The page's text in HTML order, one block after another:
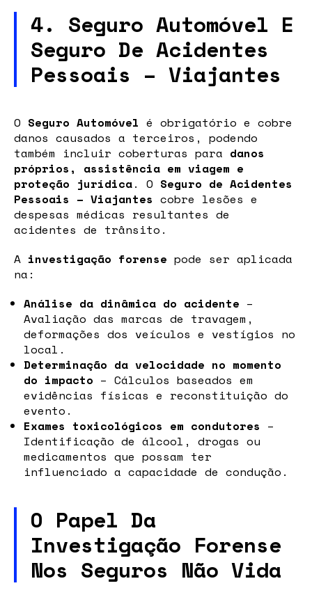
4. Seguro Automóvel E
Seguro De Acidentes
Pessoais – Viajantes
O Seguro Automóvel é obrigatório e cobre
danos causados a terceiros, podendo
também incluir coberturas para danos
próprios, assistência em viagem e
proteção jurídica. O Seguro de Acidentes
Pessoais – Viajantes cobre lesões e
despesas médicas resultantes de
acidentes de trânsito.
A investigação forense pode ser aplicada
na:
Análise da dinâmica do acidente –
Avaliação das marcas de travagem,
deformações dos veículos e vestígios no
local.
Determinação da velocidade no momento
do impacto – Cálculos baseados em
evidências físicas e reconstituição do
evento.
Exames toxicológicos em condutores –
Identificação de álcool, drogas ou
medicamentos que possam ter
influenciado a capacidade de condução.
O Papel Da
Investigação Forense
Nos Seguros Não Vida